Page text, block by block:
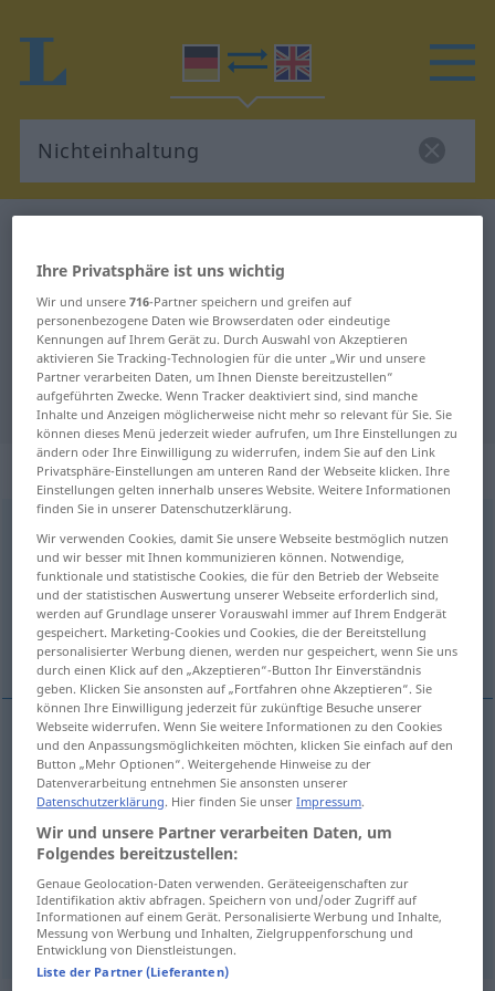
Deutsch-Englisch Übersetzung für
"Nichteinhaltung"
"Nichteinhaltung" Englisch
Übersetzung
„Nichteinhaltung“: Femininum
Nichteinhaltung f
Übersicht aller Übersetzungen
(Für mehr Details die Übersetzung anklicken/antippen)
non- of, failure to observe (, non- with
nonobservancea.non-(of),failuretoobserve
comply[with]) BR
Nichteinhaltung
Nichtbeachtung
noncompliancea.non-(with) BR
NichteinhaltungNichtbeachtung
Ihre Privatsphäre ist uns wichtig
Wir und unsere716-Partner speichern und greifen auf
personenbezogene Daten wie Browserdaten oder eindeutige
Kennungen auf Ihrem Gerät zu. Durch Auswahl von Akzeptieren
aktivieren Sie Tracking-Technologien für die unter „Wir und unsere
Partner verarbeiten Daten, um Ihnen Dienste bereitzustellen“
aufgeführten Zwecke. Wenn Tracker deaktiviert sind, sind manche
Inhalte und Anzeigen möglicherweise nicht mehr so relevant für Sie. Sie
können dieses Menü jederzeit wieder aufrufen, um Ihre Einstellungen zu
ändern oder Ihre Einwilligung zu widerrufen, indem Sie auf den Link
Privatsphäre-Einstellungen am unteren Rand der Webseite klicken. Ihre
Einstellungen gelten innerhalb unseres Website. Weitere Informationen
finden Sie in unserer Datenschutzerklärung.
Wir verwenden Cookies, damit Sie unsere Webseite bestmöglich nutzen
und wir besser mit Ihnen kommunizieren können. Notwendige,
funktionale und statistische Cookies, die für den Betrieb der Webseite
und der statistischen Auswertung unserer Webseite erforderlich sind,
werden auf Grundlage unserer Vorauswahl immer auf Ihrem Endgerät
gespeichert. Marketing-Cookies und Cookies, die der Bereitstellung
personalisierter Werbung dienen, werden nur gespeichert, wenn Sie uns
durch einen Klick auf den „Akzeptieren“-Button Ihr Einverständnis
geben. Klicken Sie ansonsten auf „Fortfahren ohne Akzeptieren“. Sie
können Ihre Einwilligung jederzeit für zukünftige Besuche unserer
Webseite widerrufen. Wenn Sie weitere Informationen zu den Cookies
und den Anpassungsmöglichkeiten möchten, klicken Sie einfach auf den
Button „Mehr Optionen“. Weitergehende Hinweise zu der
Datenverarbeitung entnehmen Sie ansonsten unserer
Datenschutzerklärung. Hier finden Sie unserImpressum.
Wir und unsere Partner verarbeiten Daten, um
Folgendes bereitzustellen:
Genaue Geolocation-Daten verwenden. Geräteeigenschaften zur
Identifikation aktiv abfragen. Speichern von und/oder Zugriff auf
Informationen auf einem Gerät. Personalisierte Werbung und Inhalte,
Messung von Werbung und Inhalten, Zielgruppenforschung und
Entwicklung von Dienstleistungen.
Liste der Partner (Lieferanten)